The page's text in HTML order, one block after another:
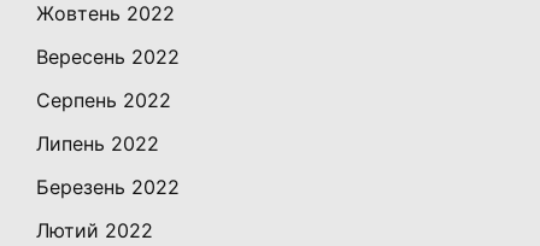
Жовтень 2022
Вересень 2022
Серпень 2022
Липень 2022
Березень 2022
Лютий 2022